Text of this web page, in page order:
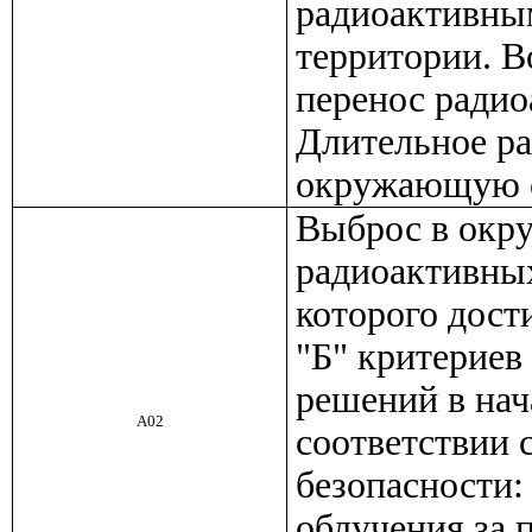
территории.
перенос
Длительное
окружающую
А02
Выброс в
которого
"Б"
решений в